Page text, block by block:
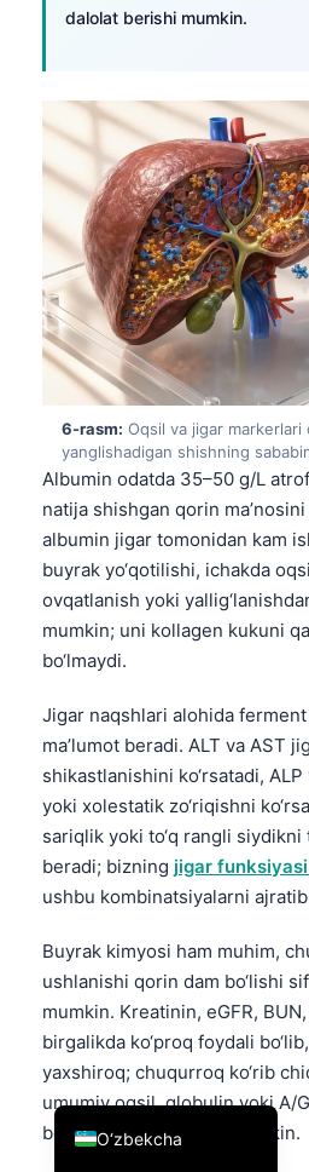
dalolat berishi mumkin.
6-rasm: Oqsil va jigar markerlari
yanglishadigan shishning
Albumin odatda 35–50 g/L
natija shishgan qorin
albumin jigar tomonidan kam
buyrak yo‘qotilishi, ichakda
ovqatlanish yoki
mumkin; uni kollagen kukuni
bo‘lmaydi.
Jigar naqshlari alohida
ma’lumot beradi. ALT va AST
shikastlanishini ko‘rsatadi, ALP
yoki xolestatik zo‘riqishni
sariqlik yoki to‘q rangli
beradi; bizning jigar funksiyasi
ushbu kombinatsiyalarni
Buyrak kimyosi ham muhim,
ushlanishi qorin dam bo‘lishi
mumkin. Kreatinin, eGFR,
birgalikda ko‘proq foydali
yaxshiroq; chuqurroq ko‘rib
umumiy oqsil, globulin yoki A/
bo‘lsa yordam berishi mumkin.
O‘zbekcha
English
Deutsch
العربية
Français
עִבְרִית
Italiano
Español
Português
Ελληνικά
Türkçe
简体中文
فارسی
Български
Dansk
Nederlands
हिन्दी
Bahasa Indonesia
Հայերեն
Íslenska
Српски језик
Svenska
Bosanski
Azərbaycan dili
Eesti
日本語
ქართული